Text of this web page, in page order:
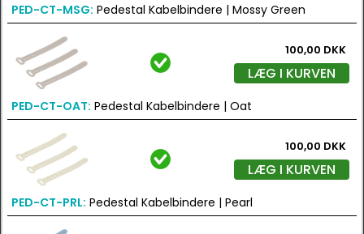
PED-CT-MSG: Pedestal Kabelbindere | Mossy Green
100,00 DKK
LÆG I KURVEN
PED-CT-OAT: Pedestal Kabelbindere | Oat
100,00 DKK
LÆG I KURVEN
PED-CT-PRL: Pedestal Kabelbindere | Pearl